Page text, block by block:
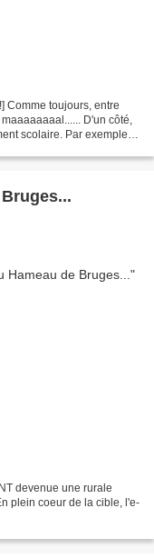
Comme toujours, entre
D'un côté,
scolaire. Par exemple,
devenue une rurale
plein coeur de la cible, l'e-